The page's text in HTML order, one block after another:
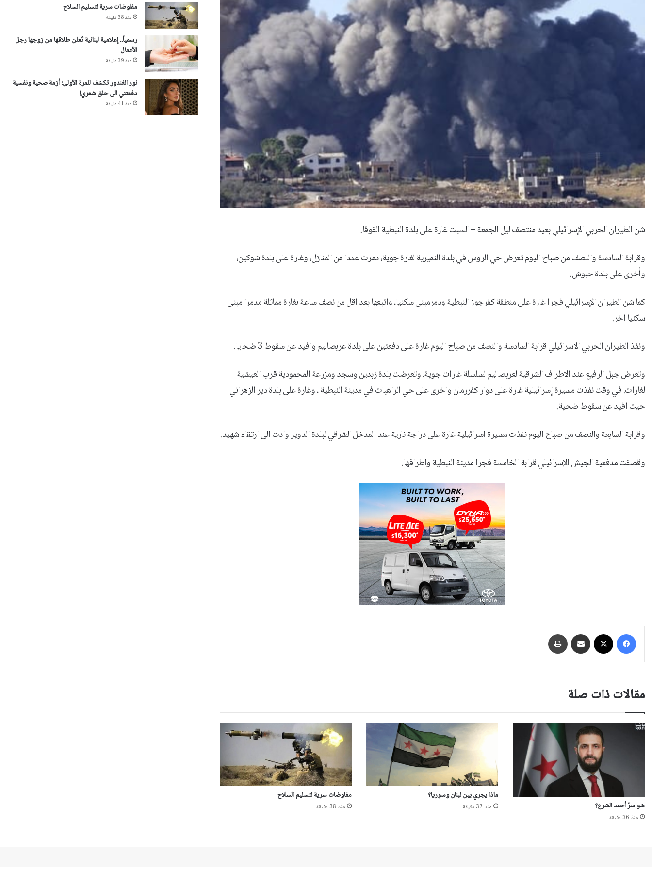
شن الطيران الحربي الإسرائيلي بعيد منتصف ليل الجمعة – السبت غارة على بلدة النبطية الفوقا.
وقرابة السادسة والنصف من صباح اليوم تعرض حي الروس في بلدة النميرية لغارة جوية، دمرت عددا من المنازل، وغارة على بلدة شوكين،
وأخرى على بلدة حبوش.
كما شن الطيران الإسرائيلي فجرا غارة على منطقة كفرجوز النبطية ودمرمبنى سكنيا، واتبعها بعد اقل من نصف ساعة بغارة مماثلة مدمرا مبنى
سكنيا اخر.
ونفذ الطيران الحربي الاسرائيلي قرابة السادسة والنصف من صباح اليوم غارة على دفعتين على بلدة عربصاليم وافيد عن سقوط 3 ضحايا.
وتعرض جبل الرفيع عند الاطراف الشرقية لعربصاليم لسلسلة غارات جوية. وتعرضت بلدة زبدين وسجد ومزرعة المحمودية قرب العيشية
لغارات. في وقت نفذت مسيرة إسرائيلية غارة على دوار كفررمان واخرى على حي الراهبات في مدينة النبطية ، وغارة على بلدة دير الزهراني
حيث افيد عن سقوط ضحية.
وقرابة السابعة والنصف من صباح اليوم نفذت مسيرة اسرائيلية غارة على دراجة نارية عند المدخل الشرقي لبلدة الدوير وادت الى ارتقاء شهيد.
وقصفت مدفعية الجيش الإسرائيلي قرابة الخامسة فجرا مدينة النبطية واطرافها.
فيسبوك مشاركة عبر البريد
مقالات ذات صلة
شو سرّ أحمد الشرع؟
منذ 36 دقيقة
ماذا يجري بين لبنان وسوريا؟
منذ 37 دقيقة
مفاوضات سرية لتسليم السلاح
منذ 38 دقيقة
مفاوضات سرية لتسليم السلاح
منذ 38 دقيقة
رسمياً.. إعلامية لبنانية تُعلن طلاقها من زوجها رجل
الأعمال
منذ 39 دقيقة
نور الغندور تكشف للمرة الأولى: أزمة صحية ونفسية
دفعتني الى حلق شعري!
منذ 41 دقيقة